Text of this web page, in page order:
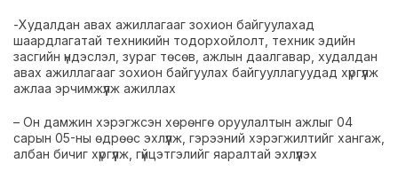
-Худалдан авах ажиллагааг зохион байгуулахад
шаардлагатай техникийн тодорхойлолт, техник эдийн
засгийн үндэслэл, зураг төсөв, ажлын даалгавар, худалдан
авах ажиллагааг зохион байгуулах байгууллагуудад хүргүүлж
ажлаа эрчимжүүлж ажиллах
– Он дамжин хэрэгжсэн хөрөнгө оруулалтын ажлыг 04
сарын 05-ны өдрөөс эхлүүлж, гэрээний хэрэгжилтийг хангаж,
албан бичиг хүргүүлж, гүйцэтгэлийг яаралтай эхлүүлэх